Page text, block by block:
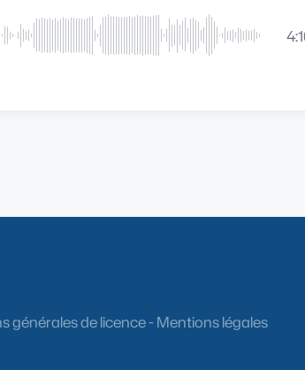
générales de licence-Mentions légales